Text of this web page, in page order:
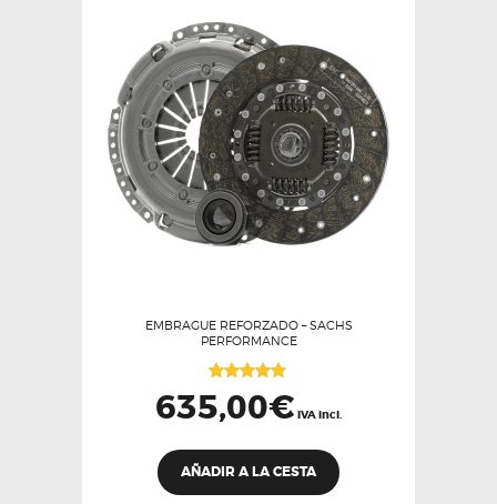
EMBRAGUE REFORZADO – SACHS
PERFORMANCE
con
635,00€ IVA incl.
AÑADIR A LA CESTA